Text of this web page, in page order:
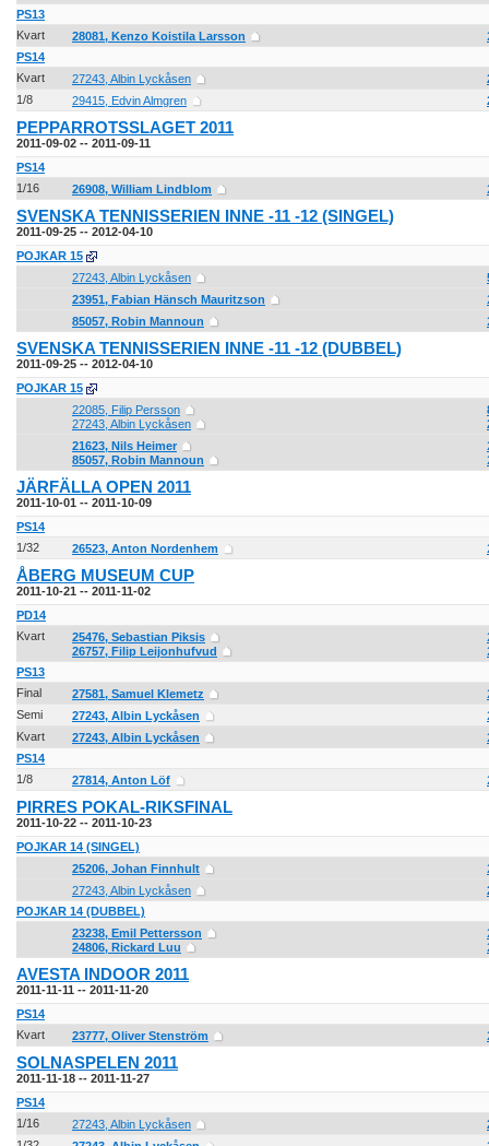
PS13
Kvart
28081, Kenzo Koistila Larsson
PS14
Kvart
27243, Albin Lyckåsen
1/8
29415, Edvin Almgren
PEPPARROTSSLAGET 2011
2011-09-02 -- 2011-09-11
PS14
1/16
26908, William Lindblom
SVENSKA TENNISSERIEN INNE -11 -12 (SINGEL)
2011-09-25 -- 2012-04-10
POJKAR 15
27243, Albin Lyckåsen
23951, Fabian Hänsch Mauritzson
85057, Robin Mannoun
SVENSKA TENNISSERIEN INNE -11 -12 (DUBBEL)
2011-09-25 -- 2012-04-10
POJKAR 15
22085, Filip Persson
27243, Albin Lyckåsen
21623, Nils Heimer
85057, Robin Mannoun
JÄRFÄLLA OPEN 2011
2011-10-01 -- 2011-10-09
PS14
1/32
26523, Anton Nordenhem
ÅBERG MUSEUM CUP
2011-10-21 -- 2011-11-02
PD14
Kvart
25476, Sebastian Piksis
26757, Filip Leijonhufvud
PS13
Final
27581, Samuel Klemetz
Semi
27243, Albin Lyckåsen
Kvart
27243, Albin Lyckåsen
PS14
1/8
27814, Anton Löf
PIRRES POKAL-RIKSFINAL
2011-10-22 -- 2011-10-23
POJKAR 14 (SINGEL)
25206, Johan Finnhult
27243, Albin Lyckåsen
POJKAR 14 (DUBBEL)
23238, Emil Pettersson
24806, Rickard Luu
AVESTA INDOOR 2011
2011-11-11 -- 2011-11-20
PS14
Kvart
23777, Oliver Stenström
SOLNASPELEN 2011
2011-11-18 -- 2011-11-27
PS14
1/16
27243, Albin Lyckåsen